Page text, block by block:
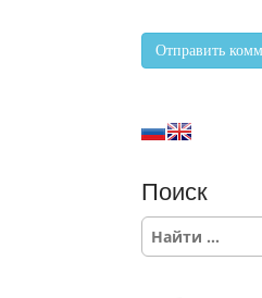
Поиск
S
e